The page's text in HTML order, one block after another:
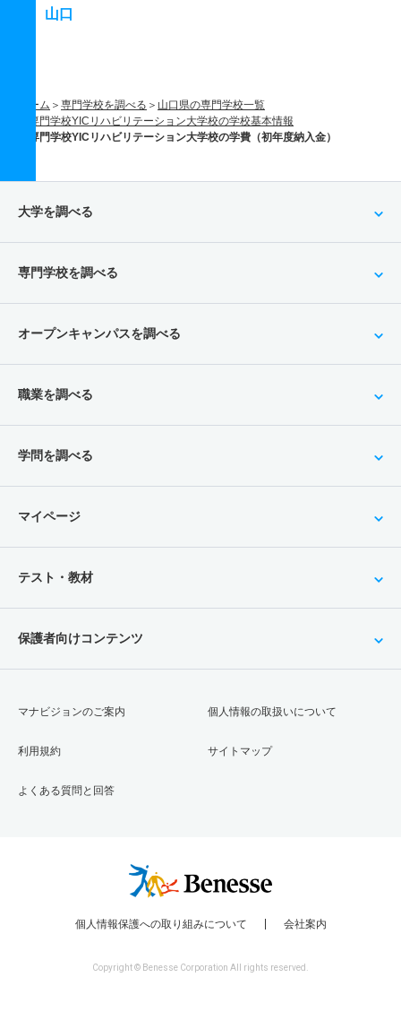
山口
ホーム 専門学校を調べる
山口県の専門学校一覧
専門学校YICリハビリテーション大学校の学校基本情報
専門学校YICリハビリテーション大学校の学費（初年度納入金）
大学を調べる
専門学校を調べる
オープンキャンパスを調べる
職業を調べる
学問を調べる
マイページ
テスト・教材
保護者向けコンテンツ
マナビジョンのご案内
利用規約
よくある質問と回答
個人情報の取扱いについて
サイトマップ
個人情報保護への取り組みについて 会社案内
Copyright © Benesse Corporation All rights reserved.